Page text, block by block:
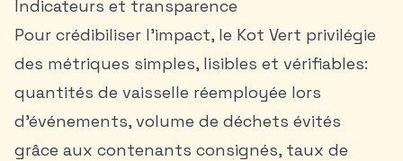
Indicateurs et transparence
Pour crédibiliser l’impact, le Kot Vert privilégie
des métriques simples, lisibles et vérifiables:
quantités de vaisselle réemployée lors
d’événements, volume de déchets évités
grâce aux contenants consignés, taux de